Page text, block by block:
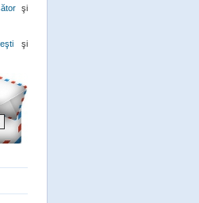
şi
şi